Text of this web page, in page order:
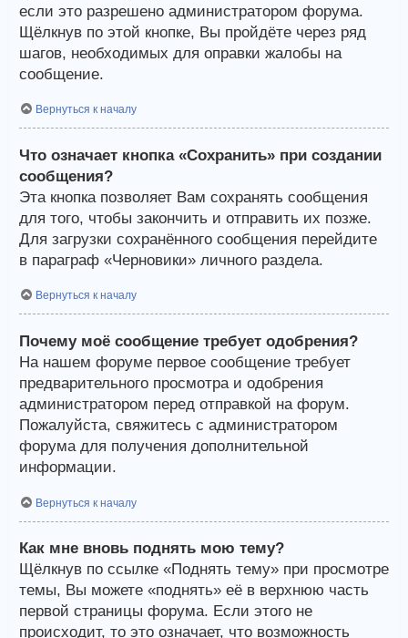
если это разрешено администратором форума.
Щёлкнув по этой кнопке, Вы пройдёте через ряд
шагов, необходимых для оправки жалобы на
сообщение.
Вернуться к началу
Что означает кнопка «Сохранить» при создании
сообщения?
Эта кнопка позволяет Вам сохранять сообщения
для того, чтобы закончить и отправить их позже.
Для загрузки сохранённого сообщения перейдите
в параграф «Черновики» личного раздела.
Вернуться к началу
Почему моё сообщение требует одобрения?
На нашем форуме первое сообщение требует
предварительного просмотра и одобрения
администратором перед отправкой на форум.
Пожалуйста, свяжитесь с администратором
форума для получения дополнительной
информации.
Вернуться к началу
Как мне вновь поднять мою тему?
Щёлкнув по ссылке «Поднять тему» при просмотре
темы, Вы можете «поднять» её в верхнюю часть
первой страницы форума. Если этого не
происходит, то это означает, что возможность